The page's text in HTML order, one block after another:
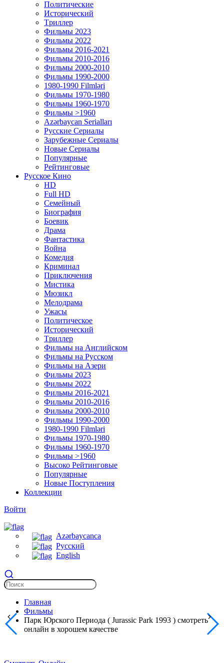
Политические
Исторический
Tриллер
Фильмы 2023
Фильмы 2022
Фильмы 2016-2021
Фильмы 2010-2016
Фильмы 2000-2010
Фильмы 1990-2000
1980-1990 Filmləri
Фильмы 1970-1980
Фильмы 1960-1970
Фильмы >1960
Azərbaycan Serialları
Русские Сериалы
Зарубежные Сериалы
Новые Сериалы
Популярные
Рейтинговые
Русское Кино
HD
Full HD
Семейный
Биография
Боевик
Драма
Фантастика
Война
Комедия
Криминал
Приключения
Мистика
Мюзикл
Мелодрама
Ужасы
Политическое
Исторический
Tриллер
Фильмы на Английском
Фильмы на Русском
Фильмы на Азери
Фильмы 2023
Фильмы 2022
Фильмы 2016-2021
Фильмы 2010-2016
Фильмы 2000-2010
Фильмы 1990-2000
1980-1990 Filmləri
Фильмы 1970-1980
Фильмы 1960-1970
Фильмы >1960
Высоко Рейтинговые
Популярные
Новые Поступления
Коллекции
Войти
Azərbaycanca
Русский
English
Главная
Фильмы
Парк Юрского Периода ( Jurassic Park 1993 ) смотреть
онлайн в хорошем качестве